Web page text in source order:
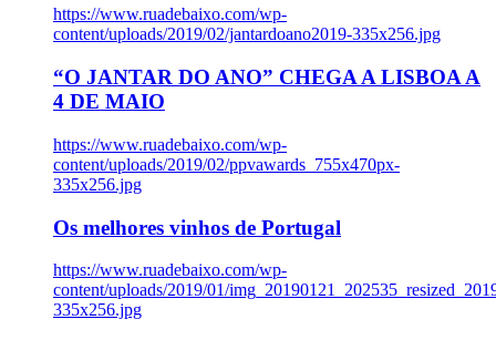
https://www.ruadebaixo.com/wp-
content/uploads/2019/02/jantardoano2019-335x256.jpg
“O JANTAR DO ANO” CHEGA A LISBOA A
4 DE MAIO
https://www.ruadebaixo.com/wp-
content/uploads/2019/02/ppvawards_755x470px-
335x256.jpg
Os melhores vinhos de Portugal
https://www.ruadebaixo.com/wp-
content/uploads/2019/01/
335x256.jpg